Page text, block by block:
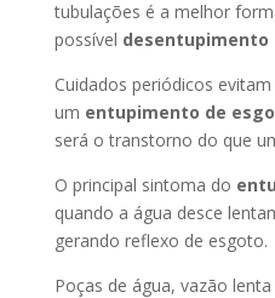
tubulações é a melhor
possível desentupimento
Cuidados periódicos
um entupimento de
será o transtorno do que
O principal sintoma do
quando a água desce
gerando reflexo de esgoto.
Poças de água, vazão